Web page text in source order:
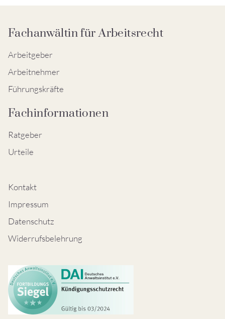
Fachanwältin für Arbeitsrecht
Arbeitgeber
Arbeitnehmer
Führungskräfte
Fachinformationen
Ratgeber
Urteile
Kontakt
Impressum
Datenschutz
Widerrufsbelehrung